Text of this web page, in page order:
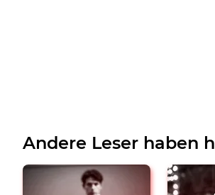
Andere Leser haben